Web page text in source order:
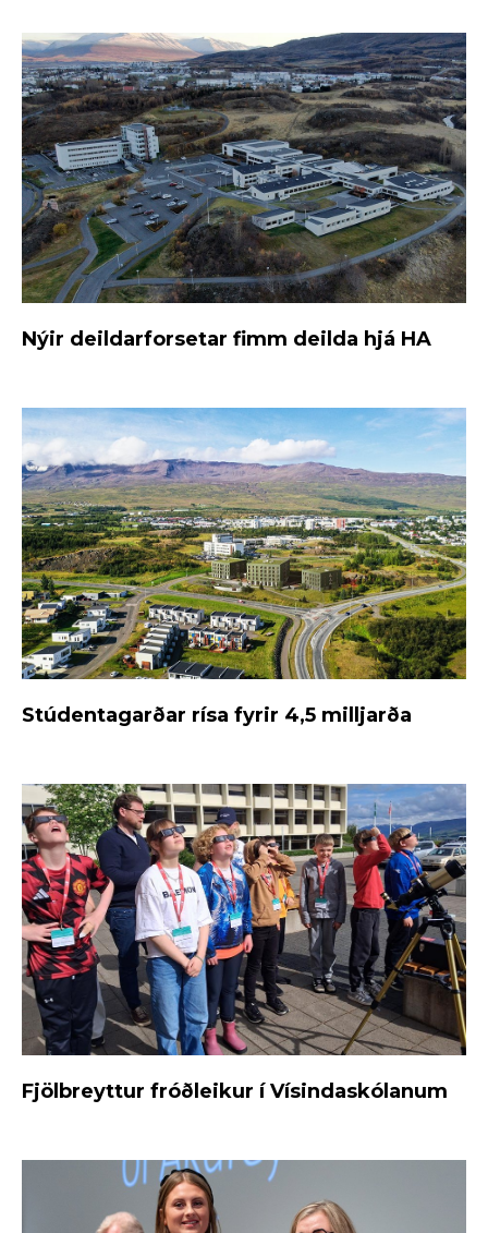
Nýir deildarforsetar fimm deilda hjá HA
Stúdentagarðar rísa fyrir 4,5 milljarða
Fjölbreyttur fróðleikur í Vísindaskólanum